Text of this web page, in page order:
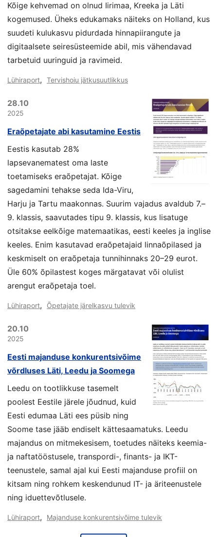
Kõige kehvemad on olnud Iirimaa, Kreeka ja Läti
kogemused. Üheks edukamaks näiteks on Holland, kus
suudeti kulukasvu pidurdada hinnapiirangute ja
digitaalsete seiresüsteemide abil, mis vähendavad
tarbetuid uuringuid ja ravimeid.
Lühiraport, Tervishoiu jätkusuutlikkus
28.10
2025
Eraõpetajate abi kasutamine Eestis
Eestis kasutab 28%
lapsevanematest oma laste
toetamiseks eraõpetajat. Kõige
sagedamini tehakse seda Ida-Viru,
Harju ja Tartu maakonnas. Suurim vajadus avaldub 7.–
9. klassis, saavutades tipu 9. klassis, kus lisatuge
otsitakse eelkõige matemaatikas, eesti keeles ja inglise
keeles. Enim kasutavad eraõpetajaid linnaõpilased ja
keskmiselt on eraõpetaja tunnihinnaks 20–29 eurot.
Üle 60% õpilastest koges märgatavat või olulist
arengut eraõpetaja toel.
Lühiraport, Õpetajate järelkasvu tulevik
20.10
2025
Eesti majanduse konkurentsivõime
võrdluses Läti, Leedu ja Soomega
Leedu on tootlikkuse tasemelt
poolest Eestile järele jõudnud, kuid
Eesti edumaa Läti ees püsib ning
Soome tase jääb endiselt kättesaamatuks. Leedu
majandus on mitmekesisem, toetudes näiteks keemia-
ja naftatööstusele, transpordi-, finants- ja IKT-
teenustele, samal ajal kui Eesti majanduse profiil on
kitsam ning rohkem keskendunud IT- ja äriteenustele
ning iduettevõtlusele.
Lühiraport, Majanduse konkurentsivõime tulevik